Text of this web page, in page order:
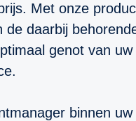
Met onze
de daarbij
genot van
binnen